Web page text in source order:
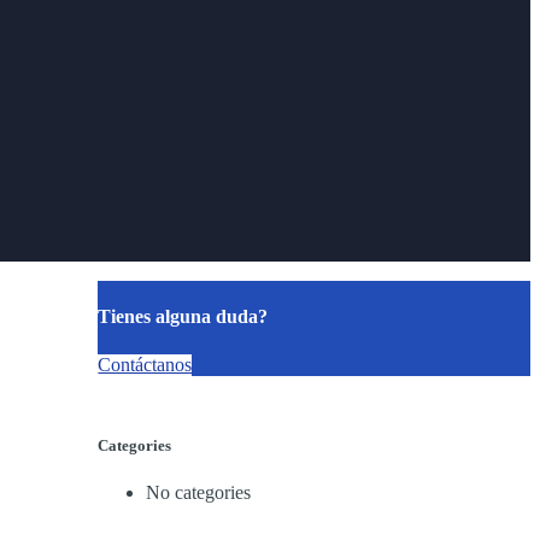
Tienes alguna duda?
Contáctanos
Categories
No categories